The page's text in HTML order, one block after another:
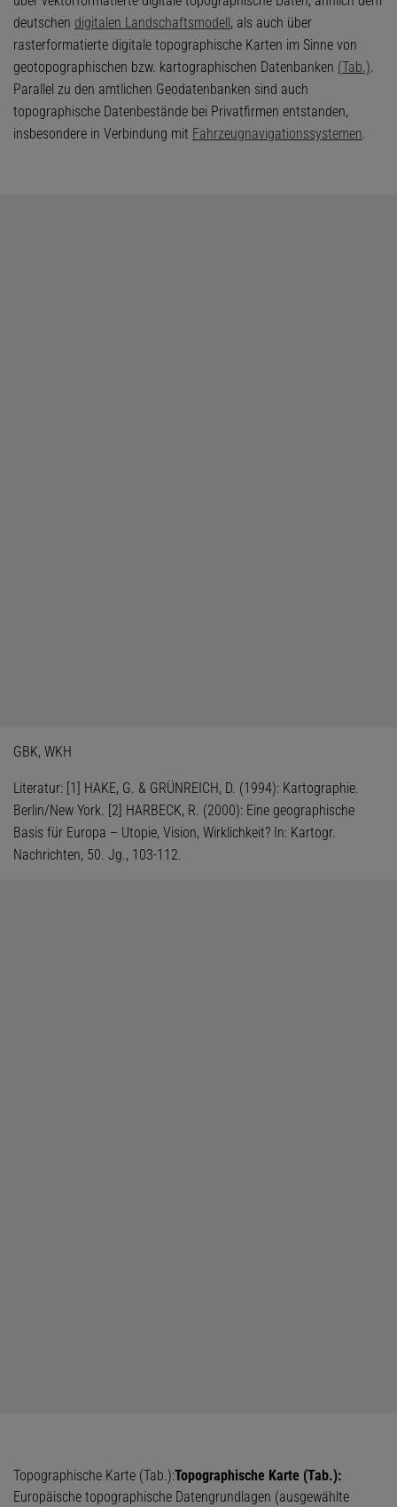
deutschen digitalen Landschaftsmodell, als auch über
rasterformatierte digitale topographische Karten im Sinne von
geotopographischen bzw. kartographischen Datenbanken (Tab.).
Parallel zu den amtlichen Geodatenbanken sind auch
topographische Datenbestände bei Privatfirmen entstanden,
insbesondere in Verbindung mit Fahrzeugnavigationssystemen.
GBK, WKH
Literatur: [1] HAKE, G. & GRÜNREICH, D. (1994): Kartographie.
Berlin/New York. [2] HARBECK, R. (2000): Eine geographische
Basis für Europa – Utopie, Vision, Wirklichkeit? In: Kartogr.
Nachrichten, 50. Jg., 103-112.
Topographische Karte (Tab.):Topographische Karte (Tab.):
Europäische topographische Datengrundlagen (ausgewählte